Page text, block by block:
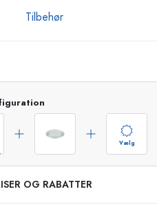
Tilbehør
Glas
Køb nu
Vælg
OG RABATTER